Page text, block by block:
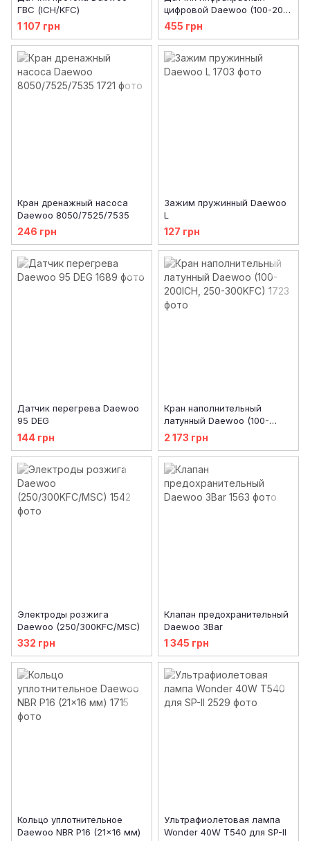
ГВС (ICH/KFC)
1 107 грн
цифровой Daewoo (100-200
ICH/MSC)
455 грн
Кран дренажный насоса
Daewoo 8050/7525/7535
246 грн
Зажим пружинный Daewoo
L
127 грн
Датчик перегрева Daewoo
95 DEG
144 грн
Кран наполнительный
латунный Daewoo (100-
200ICH, 250-300KFC)
2 173 грн
Электроды розжига
Daewoo (250/300KFC/MSC)
332 грн
Клапан предохранительный
Daewoo 3Bar
1 345 грн
Кольцо уплотнительное
Daewoo NBR P16 (21x16 мм)
Ультрафиолетовая лампа
Wonder 40W T540 для SP-II